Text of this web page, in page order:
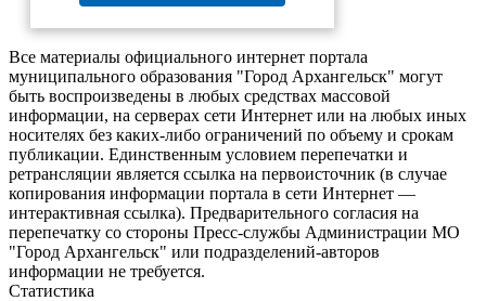
Все материалы официального интернет портала
муниципального образования "Город Архангельск" могут
быть воспроизведены в любых средствах массовой
информации, на серверах сети Интернет или на любых иных
носителях без каких-либо ограничений по объему и срокам
публикации. Единственным условием перепечатки и
ретрансляции является ссылка на первоисточник (в случае
копирования информации портала в сети Интернет —
интерактивная ссылка). Предварительного согласия на
перепечатку со стороны Пресс-службы Администрации МО
"Город Архангельск" или подразделений-авторов
информации не требуется.
Статистика